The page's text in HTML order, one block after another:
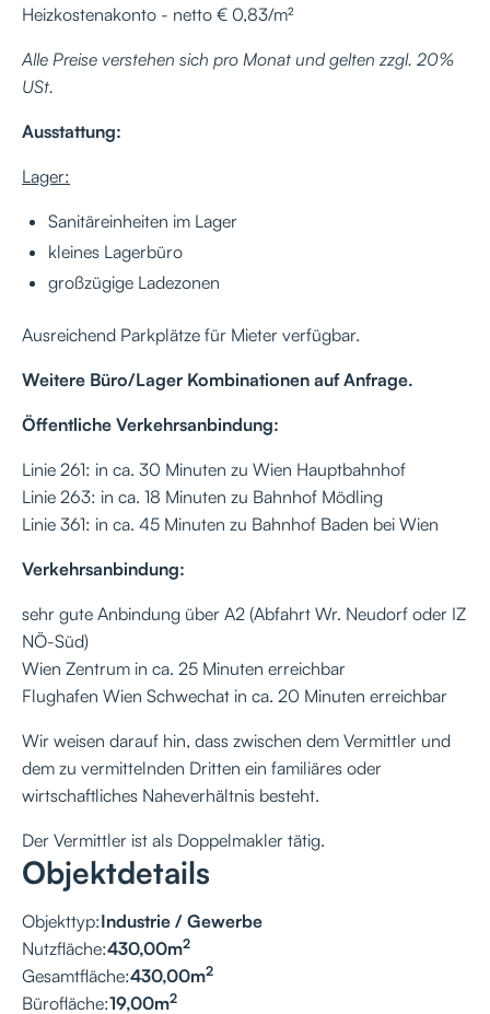
Heizkostenakonto - netto € 0,83/m²
Alle Preise verstehen sich pro Monat und gelten zzgl. 20%
USt.
Ausstattung:
Lager:
Sanitäreinheiten im Lager
kleines Lagerbüro
großzügige Ladezonen
Ausreichend Parkplätze für Mieter verfügbar.
Weitere Büro/Lager Kombinationen auf Anfrage.
Öffentliche Verkehrsanbindung:
Linie 261: in ca. 30 Minuten zu Wien Hauptbahnhof
Linie 263: in ca. 18 Minuten zu Bahnhof Mödling
Linie 361: in ca. 45 Minuten zu Bahnhof Baden bei Wien
Verkehrsanbindung:
sehr gute Anbindung über A2 (Abfahrt Wr. Neudorf oder IZ
NÖ-Süd)
Wien Zentrum in ca. 25 Minuten erreichbar
Flughafen Wien Schwechat in ca. 20 Minuten erreichbar
Wir weisen darauf hin, dass zwischen dem Vermittler und
dem zu vermittelnden Dritten ein familiäres oder
wirtschaftliches Naheverhältnis besteht.
Der Vermittler ist als Doppelmakler tätig.
Objektdetails
Objekttyp:Industrie / Gewerbe
Nutzfläche:430,00m2
Gesamtfläche:430,00m2
Bürofläche:19,00m2